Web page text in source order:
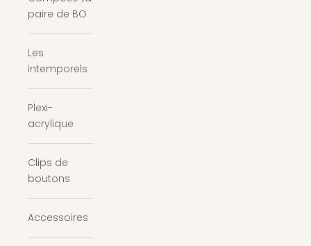
paire de BO
Les
intemporels
Plexi-
acrylique
Clips de
boutons
Accessoires